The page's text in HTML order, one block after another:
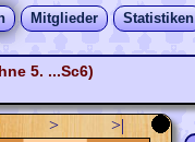
Mitglieder Statistiken
5. ...Sc6)
> >|